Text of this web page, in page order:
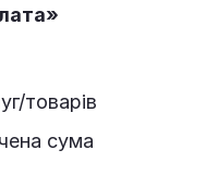
товарів
сума